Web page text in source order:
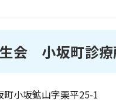
会 小坂町診療
町小坂鉱山字栗平25-1